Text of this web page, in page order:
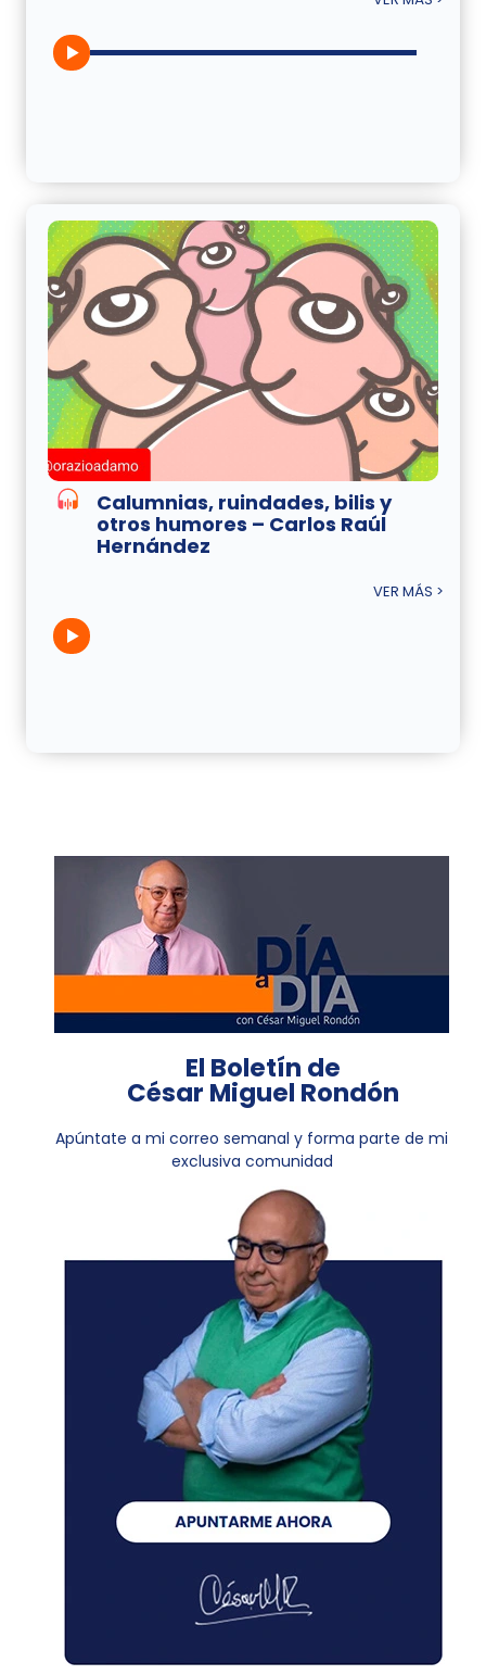
Calumnias, ruindades, bilis y
otros humores – Carlos Raúl
Hernández
VER MÁS >
El Boletín de
César Miguel Rondón
Apúntate a mi correo semanal y forma parte de mi
exclusiva comunidad